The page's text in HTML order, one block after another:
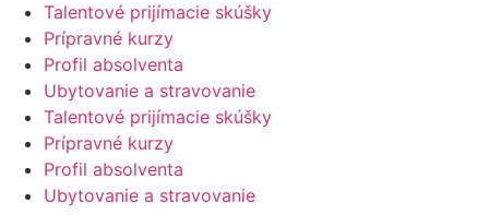
Talentové prijímacie skúšky
Prípravné kurzy
Profil absolventa
Ubytovanie a stravovanie
Talentové prijímacie skúšky
Prípravné kurzy
Profil absolventa
Ubytovanie a stravovanie